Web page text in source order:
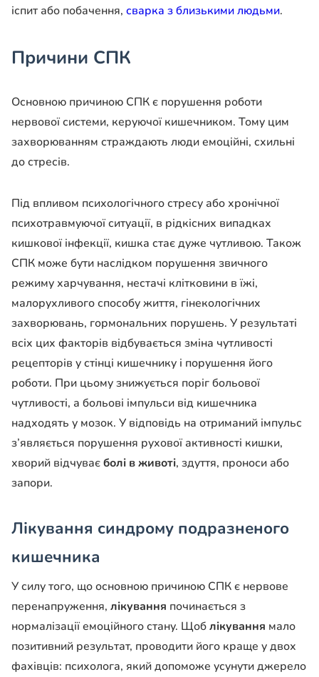
іспит або побачення, сварка з близькими людьми.
Причини СПК
Основною причиною СПК є порушення роботи
нервової системи, керуючої кишечником. Тому цим
захворюванням страждають люди емоційні, схильні
до стресів.
Під впливом психологічного стресу або хронічної
психотравмуючої ситуації, в рідкісних випадках
кишкової інфекції, кишка стає дуже чутливою. Також
СПК може бути наслідком порушення звичного
режиму харчування, нестачі клітковини в їжі,
малорухливого способу життя, гінекологічних
захворювань, гормональних порушень. У результаті
всіх цих факторів відбувається зміна чутливості
рецепторів у стінці кишечнику і порушення його
роботи. При цьому знижується поріг больової
чутливості, а больові імпульси від кишечника
надходять у мозок. У відповідь на отриманий імпульс
з’являється порушення рухової активності кишки,
хворий відчуваєболі в животі, здуття, проноси або
запори.
Лікування синдрому подразненого
кишечника
У силу того, що основною причиною СПК є нервове
перенапруження, лікування починається з
нормалізації емоційного стану. Щоблікування мало
позитивний результат, проводити його краще у двох
фахівців: психолога, який допоможе усунути джерело